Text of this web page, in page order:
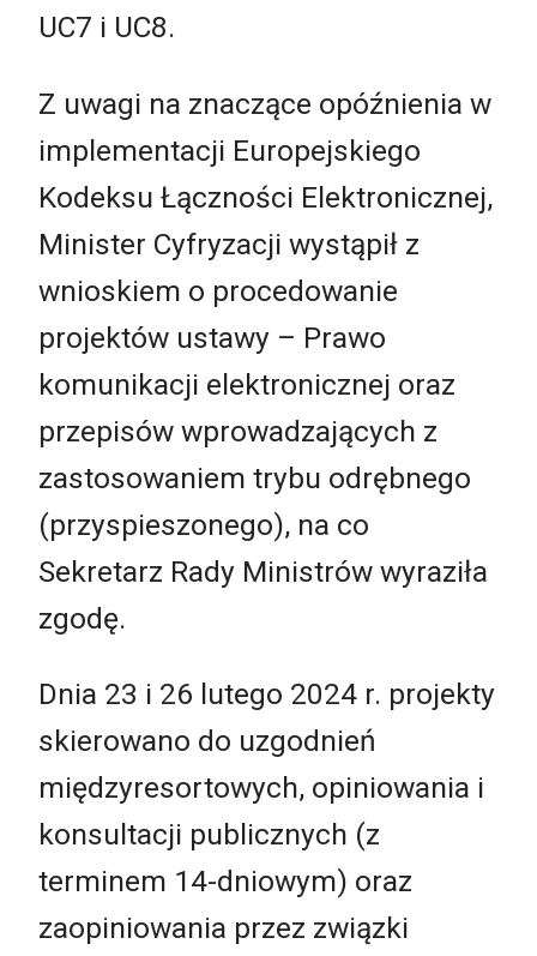
UC7 i UC8.
Z uwagi na znaczące opóźnienia w
implementacji Europejskiego
Kodeksu Łączności Elektronicznej,
Minister Cyfryzacji wystąpił z
wnioskiem o procedowanie
projektów ustawy – Prawo
komunikacji elektronicznej oraz
przepisów wprowadzających z
zastosowaniem trybu odrębnego
(przyspieszonego), na co
Sekretarz Rady Ministrów wyraziła
zgodę.
Dnia 23 i 26 lutego 2024 r. projekty
skierowano do uzgodnień
międzyresortowych, opiniowania i
konsultacji publicznych (z
terminem 14-dniowym) oraz
zaopiniowania przez związki